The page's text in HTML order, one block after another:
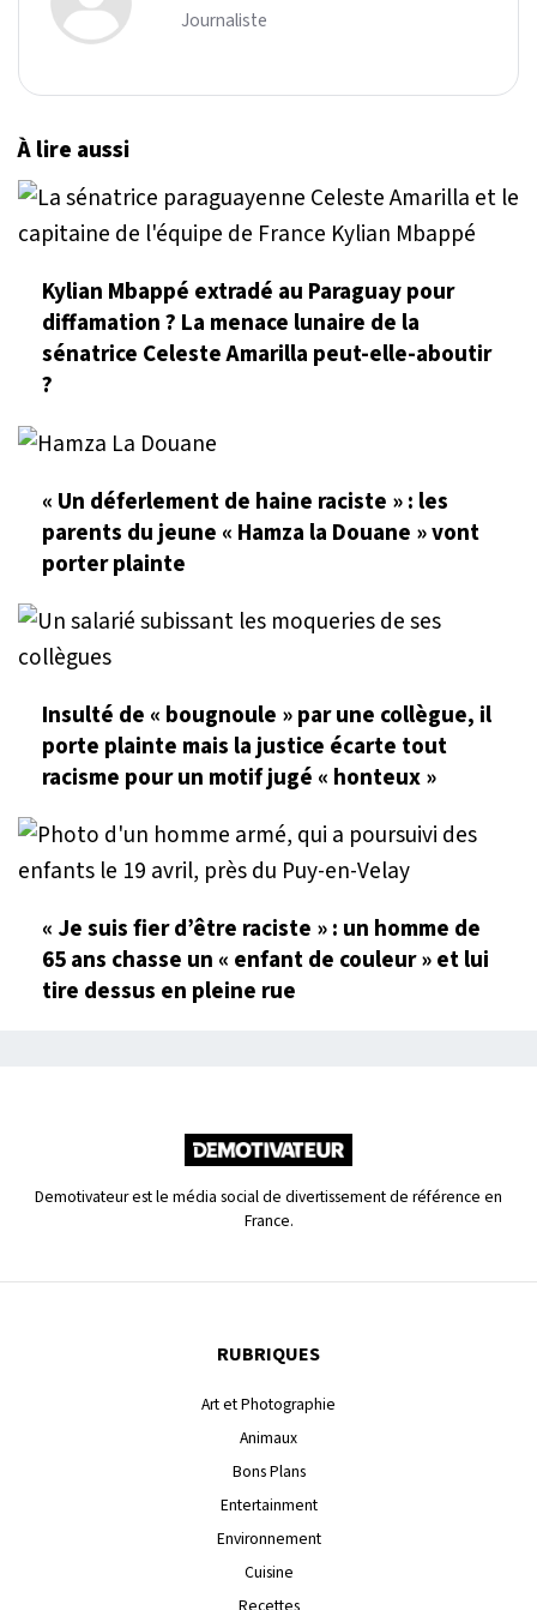
Journaliste
À lire aussi
Kylian Mbappé extradé au Paraguay pour
diffamation ? La menace lunaire de la
sénatrice Celeste Amarilla peut-elle-aboutir
?
« Un déferlement de haine raciste » : les
parents du jeune « Hamza la Douane » vont
porter plainte
Insulté de « bougnoule » par une collègue, il
porte plainte mais la justice écarte tout
racisme pour un motif jugé « honteux »
« Je suis fier d’être raciste » : un homme de
65 ans chasse un « enfant de couleur » et lui
tire dessus en pleine rue
Demotivateur est le média social de divertissement de référence en
France.
RUBRIQUES
Art et Photographie
Animaux
Bons Plans
Entertainment
Environnement
Cuisine
Recettes